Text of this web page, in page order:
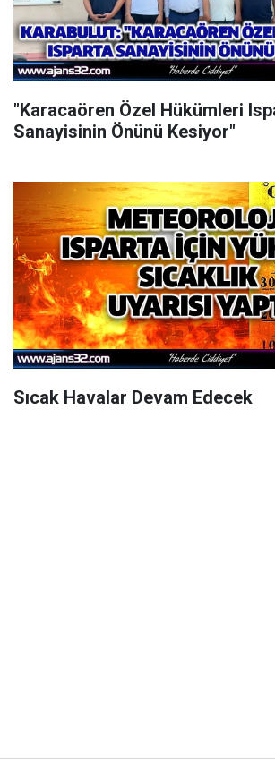
"Karacaören Özel Hükümleri
Sanayisinin Önünü Kesiyor"
Sıcak Havalar Devam Edecek